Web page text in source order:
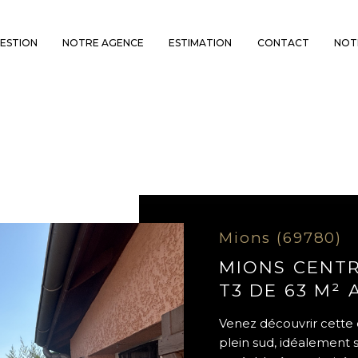
NOTRE AGENCE ESTIMATION CONTACT
Mions (69780)
MIONS
T3 DE 63 M²
Venez découvrir cette
plein sud, idéalement